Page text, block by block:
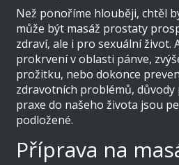
Než ponoříme hlouběji, chtěl
může být masáž prostaty
zdraví, ale i pro sexuální život.
prokrvení v oblasti pánve,
prožitku, nebo dokonce
zdravotních problémů,
praxe do našeho života jsou
podložené.
Příprava na